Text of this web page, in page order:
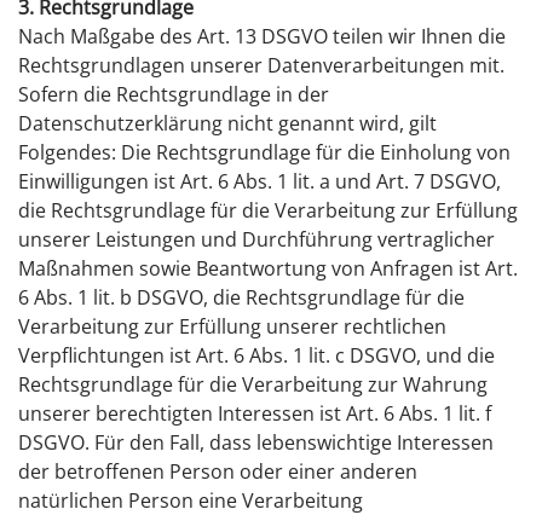
3. Rechtsgrundlage
Nach Maßgabe des Art. 13 DSGVO teilen wir Ihnen die
Rechtsgrundlagen unserer Datenverarbeitungen mit.
Sofern die Rechtsgrundlage in der
Datenschutzerklärung nicht genannt wird, gilt
Folgendes: Die Rechtsgrundlage für die Einholung von
Einwilligungen ist Art. 6 Abs. 1 lit. a und Art. 7 DSGVO,
die Rechtsgrundlage für die Verarbeitung zur Erfüllung
unserer Leistungen und Durchführung vertraglicher
Maßnahmen sowie Beantwortung von Anfragen ist Art.
6 Abs. 1 lit. b DSGVO, die Rechtsgrundlage für die
Verarbeitung zur Erfüllung unserer rechtlichen
Verpflichtungen ist Art. 6 Abs. 1 lit. c DSGVO, und die
Rechtsgrundlage für die Verarbeitung zur Wahrung
unserer berechtigten Interessen ist Art. 6 Abs. 1 lit. f
DSGVO. Für den Fall, dass lebenswichtige Interessen
der betroffenen Person oder einer anderen
natürlichen Person eine Verarbeitung